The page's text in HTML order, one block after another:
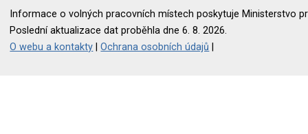
Informace o volných pracovních místech poskytuje Ministerstvo
Poslední aktualizace dat proběhla dne 6. 8. 2026.
O webu a kontakty |Ochrana osobních údajů